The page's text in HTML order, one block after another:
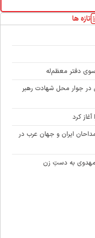
ها
دفتر معظم‌له
جوار محل شهادت رهبر
کرد
ایران و جهان عرب در
به دستِ زن